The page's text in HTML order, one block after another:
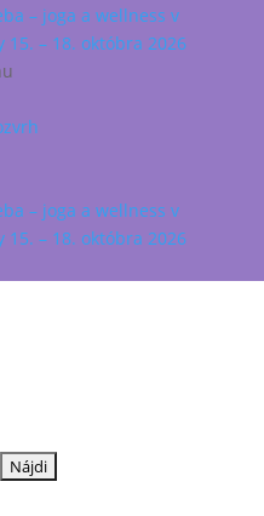
– joga a wellness v
– 18. októbra 2026
– joga a wellness v
– 18. októbra 2026